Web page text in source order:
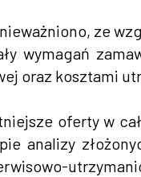
ze
wymagań
oraz kosztami
oferty w
analizy